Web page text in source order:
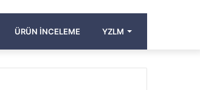
ÜRÜN İNCELEME YZLM